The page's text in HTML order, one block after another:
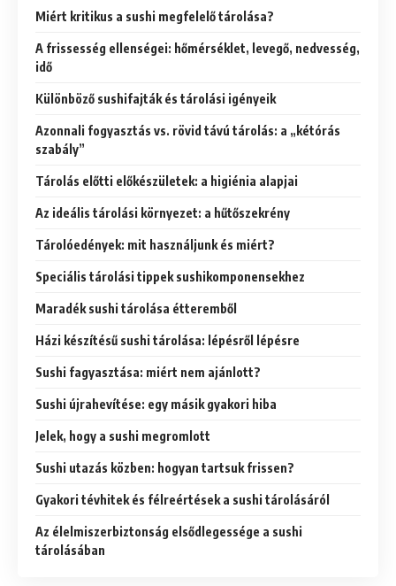
Miért kritikus a sushi megfelelő tárolása?
A frissesség ellenségei: hőmérséklet, levegő, nedvesség,
idő
Különböző sushifajták és tárolási igényeik
Azonnali fogyasztás vs. rövid távú tárolás: a „kétórás
szabály”
Tárolás előtti előkészületek: a higiénia alapjai
Az ideális tárolási környezet: a hűtőszekrény
Tárolóedények: mit használjunk és miért?
Speciális tárolási tippek sushikomponensekhez
Maradék sushi tárolása étteremből
Házi készítésű sushi tárolása: lépésről lépésre
Sushi fagyasztása: miért nem ajánlott?
Sushi újrahevítése: egy másik gyakori hiba
Jelek, hogy a sushi megromlott
Sushi utazás közben: hogyan tartsuk frissen?
Gyakori tévhitek és félreértések a sushi tárolásáról
Az élelmiszerbiztonság elsődlegessége a sushi
tárolásában